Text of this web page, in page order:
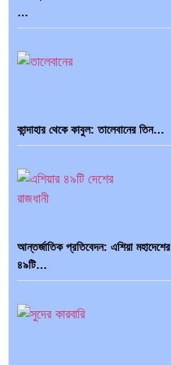
…
কান্দাহার থেকে কাবুল: তালেবানের তিন…
আন্তর্জাতিক প্রতিবেদন: এশিয়া মহাদেশের
৪৯টি…